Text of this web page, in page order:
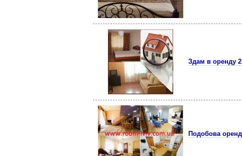
Здам в оренду
Подобова